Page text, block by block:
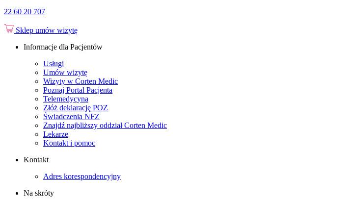
22 60 20 707
Sklep umów wizytę
Informacje dla Pacjentów
Usługi
Umów wizytę
Wizyty w Corten Medic
Poznaj Portal Pacjenta
Telemedycyna
Złóż deklarację POZ
Świadczenia NFZ
Znajdź najbliższy oddział Corten Medic
Lekarze
Kontakt i pomoc
Kontakt
Adres korespondencyjny
Na skróty